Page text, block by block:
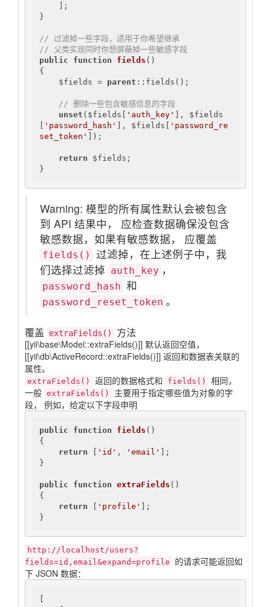
];
}
// 过滤掉一些字段，适用于你希望继承
// 父类实现同时你想屏蔽掉一些敏感字段
public
function fields ()
{
$fields = parent ::fields();
// 删除一些包含敏感信息的字段
unset ($fields[ 'auth_key' ], $fields
[ 'password_hash' ], $fields[ 'password_re
set_token' ]);
return $fields;
}
Warning: 模型的所有属性默认会被包含
到 API 结果中， 应检查数据确保没包含
敏感数据，如果有敏感数据， 应覆盖
fields()
过滤掉，在上述例子中，我
们选择过滤掉 auth_key ，
password_hash 和
password_reset_token 。
覆盖 extraFields() 方法
[[yii\base\Model::extraFields()]] 默认返回空值，
[[yii\db\ActiveRecord::extraFields()]] 返回和数据表关联的
属性。
extraFields() 返回的数据格式和 fields()
相同，
一般 extraFields()
主要用于指定哪些值为对象的字
段， 例如，给定以下字段申明
public function fields ()
{
return [ 'id' , 'email' ];
}
public function extraFields ()
{
return [ 'profile' ];
}
http://localhost/users?
fields=id,email&expand=profile
的请求可能返回如
下 JSON 数据：
[